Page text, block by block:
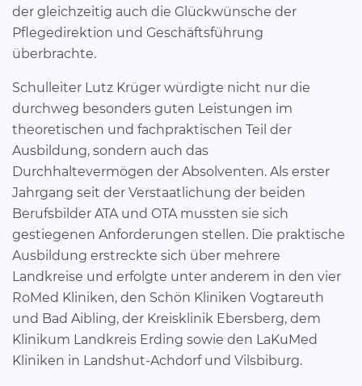
der gleichzeitig auch die Glückwünsche der
Pflegedirektion und Geschäftsführung
überbrachte.
Schulleiter Lutz Krüger würdigte nicht nur die
durchweg besonders guten Leistungen im
theoretischen und fachpraktischen Teil der
Ausbildung, sondern auch das
Durchhaltevermögen der Absolventen. Als erster
Jahrgang seit der Verstaatlichung der beiden
Berufsbilder ATA und OTA mussten sie sich
gestiegenen Anforderungen stellen. Die praktische
Ausbildung erstreckte sich über mehrere
Landkreise und erfolgte unter anderem in den vier
RoMed Kliniken, den Schön Kliniken Vogtareuth
und Bad Aibling, der Kreisklinik Ebersberg, dem
Klinikum Landkreis Erding sowie den LaKuMed
Kliniken in Landshut-Achdorf und Vilsbiburg.